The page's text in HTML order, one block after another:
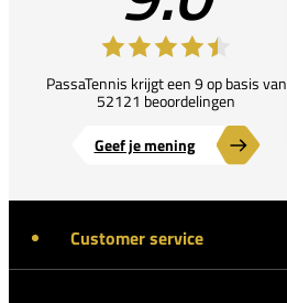
PassaTennis krijgt een 9 op basis van
52121 beoordelingen
Geef je mening
Customer service